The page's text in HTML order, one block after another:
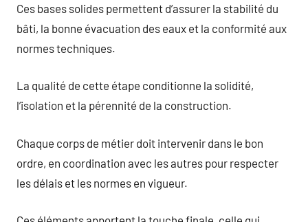
Ces bases solides permettent d’assurer la stabilité du
bâti, la bonne évacuation des eaux et la conformité aux
normes techniques.
La qualité de cette étape conditionne la solidité,
l’isolation et la pérennité de la construction.
Chaque corps de métier doit intervenir dans le bon
ordre, en coordination avec les autres pour respecter
les délais et les normes en vigueur.